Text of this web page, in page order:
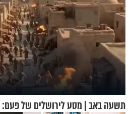
תשעה באב | מסע לירושלים של פעם: